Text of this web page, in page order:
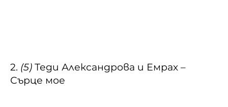
2. (5) Теди Александрова и Емрах –
Сърце мое